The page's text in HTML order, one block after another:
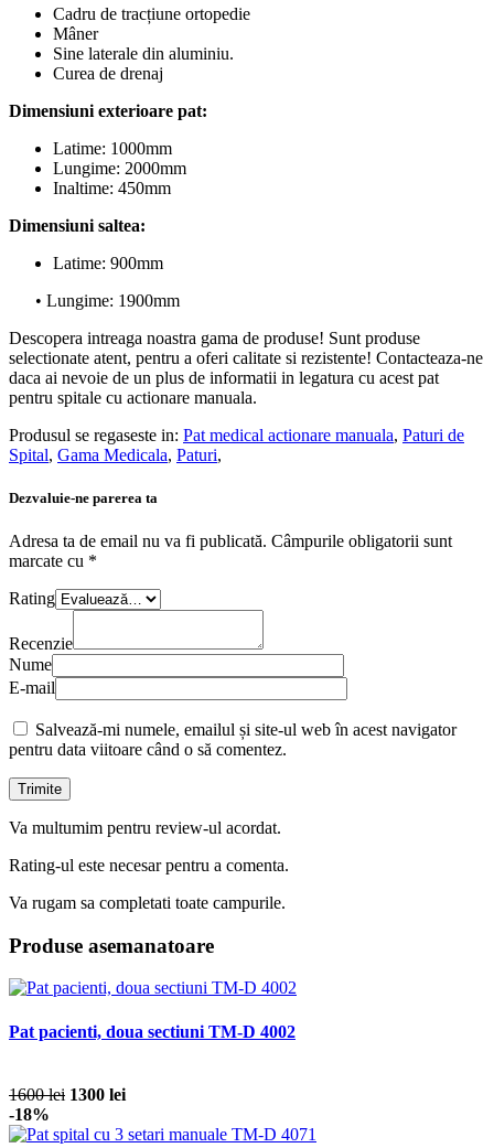
Cadru de tracțiune ortopedie
Mâner
Sine laterale din aluminiu.
Curea de drenaj
Dimensiuni exterioare pat:
Latime: 1000mm
Lungime: 2000mm
Inaltime: 450mm
Dimensiuni saltea:
Latime: 900mm
• Lungime: 1900mm
Descopera intreaga noastra gama de produse! Sunt produse
selectionate atent, pentru a oferi calitate si rezistente! Contacteaza-ne
daca ai nevoie de un plus de informatii in legatura cu acest pat
pentru spitale cu actionare manuala.
Produsul se regaseste in: Pat medical actionare manuala, Paturi de
Spital, Gama Medicala, Paturi,
Dezvaluie-ne parerea ta
Adresa ta de email nu va fi publicată. Câmpurile obligatorii sunt
marcate cu *
Rating
Recenzie
Nume
E-mail
Salvează-mi numele, emailul și site-ul web în acest navigator
pentru data viitoare când o să comentez.
Va multumim pentru review-ul acordat.
Rating-ul este necesar pentru a comenta.
Va rugam sa completati toate campurile.
Produse asemanatoare
Pat pacienti, doua sectiuni TM-D 4002
1600 lei 1300 lei
-18%